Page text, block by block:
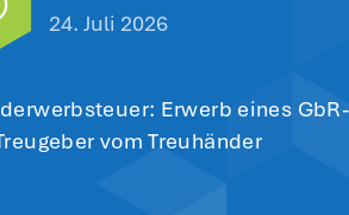
Geschäftsführers ist
führen dürfte, so dass
müsste.